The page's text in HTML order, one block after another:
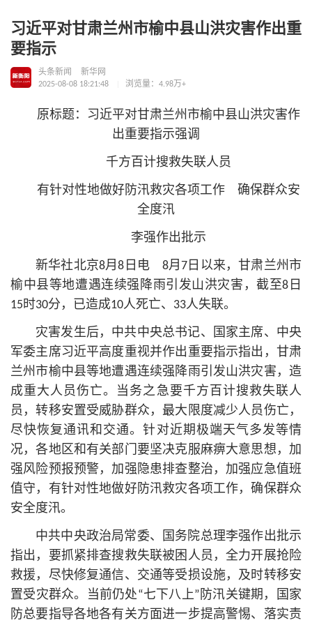
习近平对甘肃兰州市榆中县山洪灾害作出重
要指示
头条新闻
新华网
2025-08-08 18:21:48
浏览量：4.98万+
原标题：习近平对甘肃兰州市榆中县山洪灾害作
出重要指示强调
千方百计搜救失联人员
有针对性地做好防汛救灾各项工作 确保群众安
全度汛
李强作出批示
新华社北京8月8日电 8月7日以来，甘肃兰州市
榆中县等地遭遇连续强降雨引发山洪灾害，截至8日
15时30分，已造成10人死亡、33人失联。
灾害发生后，中共中央总书记、国家主席、中央
军委主席习近平高度重视并作出重要指示指出，甘肃
兰州市榆中县等地遭遇连续强降雨引发山洪灾害，造
成重大人员伤亡。当务之急要千方百计搜救失联人
员，转移安置受威胁群众，最大限度减少人员伤亡，
尽快恢复通讯和交通。针对近期极端天气多发等情
况，各地区和有关部门要坚决克服麻痹大意思想，加
强风险预报预警，加强隐患排查整治，加强应急值班
值守，有针对性地做好防汛救灾各项工作，确保群众
安全度汛。
中共中央政治局常委、国务院总理李强作出批示
指出，要抓紧排查搜救失联被困人员，全力开展抢险
救援，尽快修复通信、交通等受损设施，及时转移安
置受灾群众。当前仍处“七下八上”防汛关键期，国家
防总要指导各地各有关方面进一步提高警惕、落实责